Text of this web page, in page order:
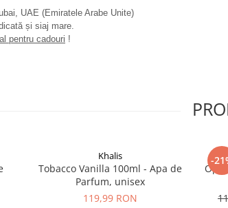
UAE (Emiratele Arabe Unite)
și siaj mare.
pentru cadouri !
Khalis
Tobacco Vanilla 100ml - Apa de
Parfum, unisex
119,99 RON
-